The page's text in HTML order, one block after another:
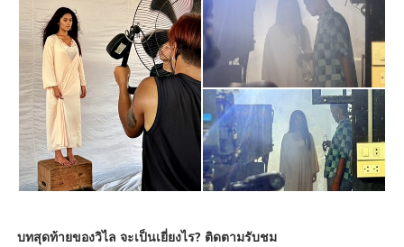
บทสุดท้ายของวิไล จะเป็นเยี่ยงไร? ติดตามรับชม